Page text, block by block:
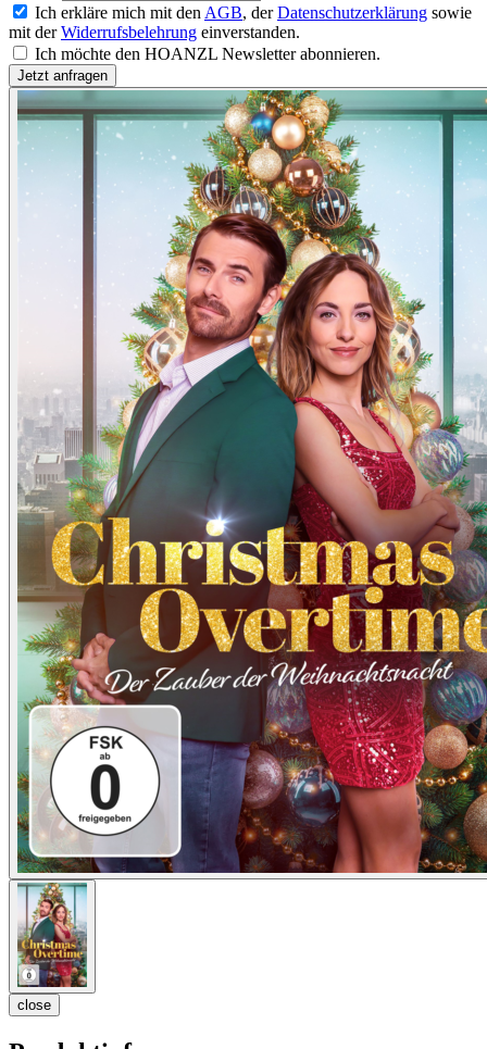
Ich erkläre mich mit den AGB, derDatenschutzerklärung sowie
mit derWiderrufsbelehrung einverstanden.
Ich möchte den HOANZL Newsletter abonnieren.
close